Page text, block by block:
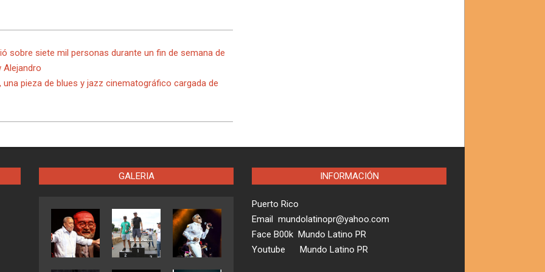
sobre siete mil personas durante un fin de semana de
Alejandro
una pieza de blues y jazz cinematográfico cargada de
GALERIA INFORMACIÓN
Puerto Rico
Email mundolatinopr@yahoo.com
Face B00k Mundo Latino PR
Youtube Mundo Latino PR